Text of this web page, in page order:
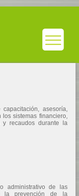
asesoría,
los sistemas financiero,
y recaudos durante la
administrativo de las
la prevención de la